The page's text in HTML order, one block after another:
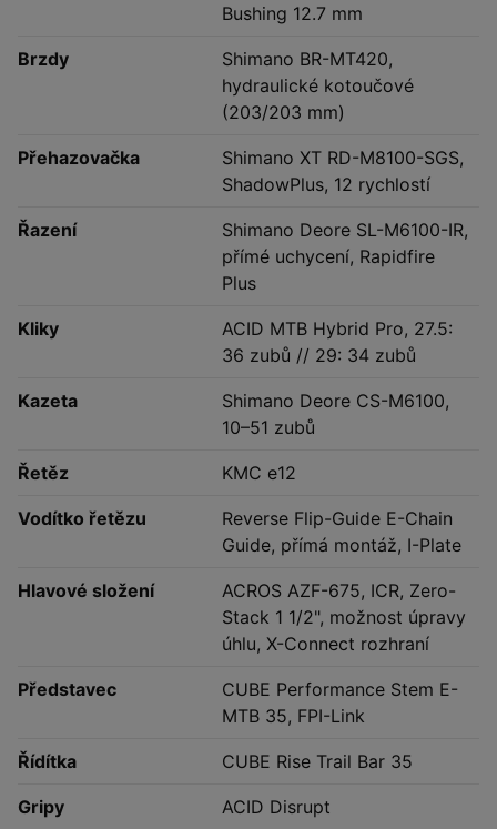
Bushing 12.7 mm
Brzdy
Shimano BR-MT420,
hydraulické kotoučové
(203/203 mm)
Přehazovačka
Shimano XT RD-M8100-SGS,
ShadowPlus, 12 rychlostí
Řazení
Shimano Deore SL-M6100-IR,
přímé uchycení, Rapidfire
Plus
Kliky
ACID MTB Hybrid Pro, 27.5:
36 zubů // 29: 34 zubů
Kazeta
Shimano Deore CS-M6100,
10–51 zubů
Řetěz KMC e12
Vodítko řetězu
Reverse Flip-Guide E-Chain
Guide, přímá montáž, I-Plate
Hlavové složení
ACROS AZF-675, ICR, Zero-
Stack 1 1/2", možnost úpravy
úhlu, X-Connect rozhraní
Představec
CUBE Performance Stem E-
MTB 35, FPI-Link
Řídítka CUBE Rise Trail Bar 35
Gripy ACID Disrupt